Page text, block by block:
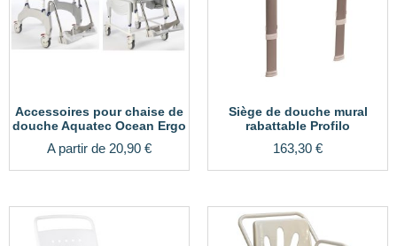
Accessoires pour chaise de
douche Aquatec Ocean Ergo
A partir de 20,90 €
Siège de douche mural
rabattable Profilo
163,30 €